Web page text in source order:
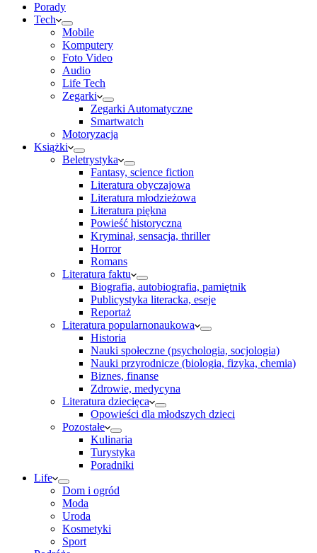
Porady
Tech
Mobile
Komputery
Foto Video
Audio
Life Tech
Zegarki
Zegarki Automatyczne
Smartwatch
Motoryzacja
Książki
Beletrystyka
Fantasy, science fiction
Literatura obyczajowa
Literatura młodzieżowa
Literatura piękna
Powieść historyczna
Kryminał, sensacja, thriller
Horror
Romans
Literatura faktu
Biografia, autobiografia, pamiętnik
Publicystyka literacka, eseje
Reportaż
Literatura popularnonaukowa
Historia
Nauki społeczne (psychologia, socjologia)
Nauki przyrodnicze (biologia, fizyka, chemia)
Biznes, finanse
Zdrowie, medycyna
Literatura dziecięca
Opowieści dla młodszych dzieci
Pozostałe
Kulinaria
Turystyka
Poradniki
Life
Dom i ogród
Moda
Uroda
Kosmetyki
Sport